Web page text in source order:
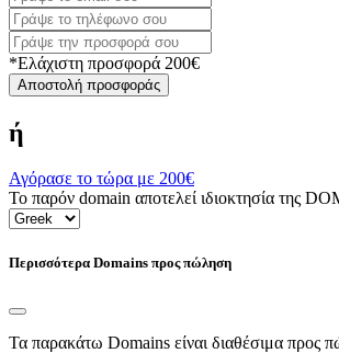
*Ελάχιστη προσφορά 200€
Αποστολή προσφοράς
ή
Αγόρασε το τώρα με 200€
Το παρόν domain αποτελεί ιδιοκτησία της
Περισσότερα Domains προς πώληση
Τα παρακάτω Domains είναι διαθέσιμα προς